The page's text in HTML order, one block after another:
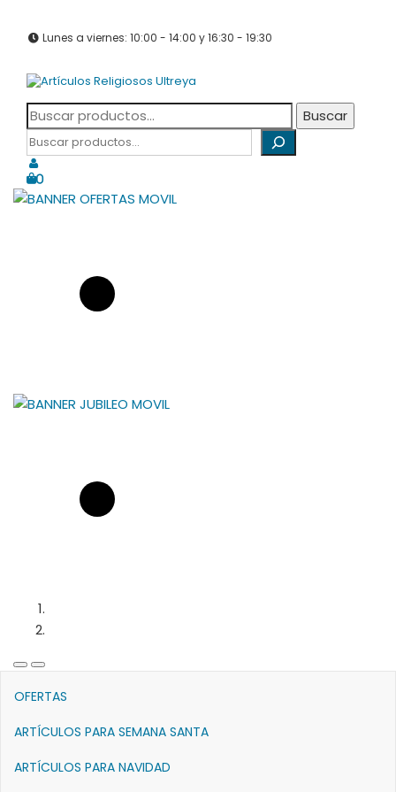
contenidoLunes a viernes: 10:00 - 14:00 y 16:30 - 19:30
Artículos Religiosos Ultreya
religiosos
Buscar
por:
Buscar
Buscar
0
Previous
Slide
Next
Slide
OFERTAS
ARTÍCULOS PARA SEMANA SANTA
ARTÍCULOS PARA NAVIDAD